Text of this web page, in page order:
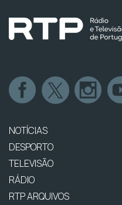
NOTÍCIAS
DESPORTO
TELEVISÃO
RÁDIO
RTP ARQUIVOS